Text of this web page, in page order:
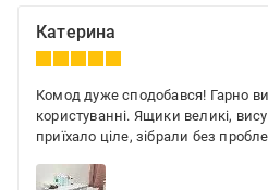
Катерина
Комод дуже сподобався! Гарно
користуванні. Ящики великі,
приїхало ціле, зібрали без